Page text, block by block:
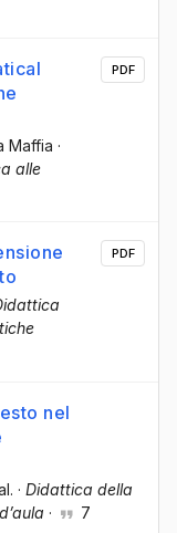
Maffia ·
alle
PDF
PDF
nel
· Didattica della
· 7